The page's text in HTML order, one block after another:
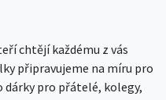
chtějí každému z vás
připravujeme na míru pro
dárky pro přátelé, kolegy,